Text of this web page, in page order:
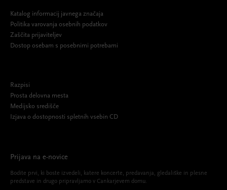
Katalog informacij javnega značaja
Politika varovanja osebnih podatkov
Zaščita prijaviteljev
Dostop osebam s posebnimi potrebami
Razpisi
Prosta delovna mesta
Medijsko središče
Izjava o dostopnosti spletnih vsebin CD
Prijava na e-novice
Bodite prvi, ki boste izvedeli, katere koncerte, predavanja, gledališke in plesne
predstave in drugo pripravljamo v Cankarjevem domu.